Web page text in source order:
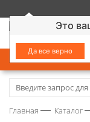
Это
Да все верно
КАТАЛОГ
Замочно-скобяные
Главная Каталог